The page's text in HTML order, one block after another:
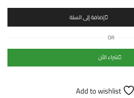
إضافة إلى السلة
OR
شراء الأن
Add to wishlist